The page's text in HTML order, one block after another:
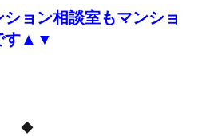
ョン相談室もマンショ
す▲▼
◆